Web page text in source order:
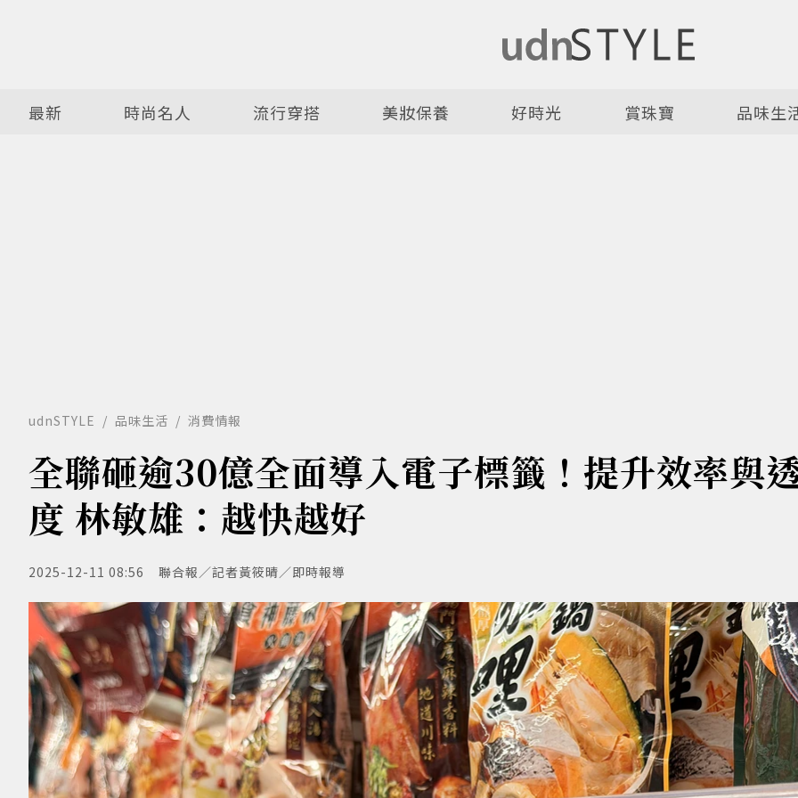
最新 時尚名人 流行穿搭 美妝保養 好時光 賞珠寶 品味生
udnSTYLE 品味生活 消費情報
全聯砸逾30億全面導入電子標籤！提升效率與
度 林敏雄：越快越好
2025-12-11 08:56 聯合報／記者黃筱晴／即時報導